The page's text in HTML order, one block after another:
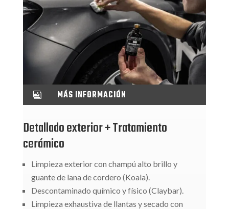
 MÁS INFORMACIÓN
Detallado exterior + Tratamiento
cerámico
Limpieza exterior con champú alto brillo y
guante de lana de cordero (Koala).
Descontaminado químico y físico (Claybar).
Limpieza exhaustiva de llantas y secado con